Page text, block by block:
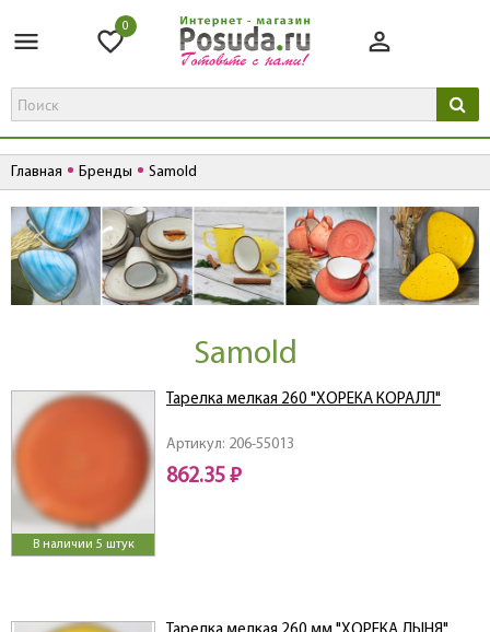
0
Главная Бренды Samold
Samold
В наличии 5 штук
Артикул: 206-55013
Тарелка мелкая 260 "ХОРЕКА КОРАЛЛ"
862.35 ₽